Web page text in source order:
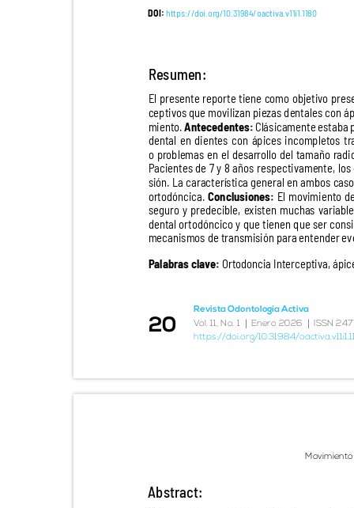
DOI:https://doi.org/10.31984/oactiva.v11i1.1180
Resumen:
El presente reporte tiene como objetivo
ceptivos que movilizan piezas dentales con
miento.Antecedentes: Clásicamente estaba
dental en dientes con ápices incompletos
o problemas en el desarrollo del tamaño
Pacientes de 7 y 8 años respectivamente,
sión. La característica general en ambos
ortodóncica.Conclusiones: El movimiento
seguro y predecible, existen muchas
dental ortodóncico y que tienen que ser
mecanismos de transmisión para entender
Palabras clave: Ortodoncia Interceptiva,
Revista Odontología Activa
Vol. 11, No. 1 |Enero 2026 |ISSN
https://doi.org/10.31984/
20
Abstract: